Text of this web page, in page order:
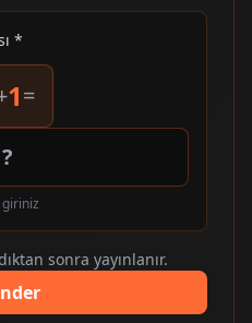
*
1=
sonra yayınlanır.